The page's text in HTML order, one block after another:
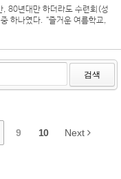
, 80년대만 하더라도 수련회(성
하나였다. “즐거운 여름학교,
씀, 배우러 가자“를 외치며
검색
9 10 Next